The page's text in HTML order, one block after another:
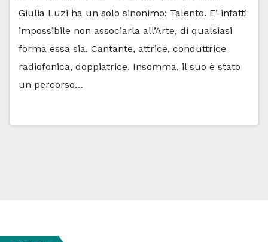
Giulia Luzi ha un solo sinonimo: Talento. E’ infatti
impossibile non associarla all’Arte, di qualsiasi
forma essa sia. Cantante, attrice, conduttrice
radiofonica, doppiatrice. Insomma, il suo è stato
un percorso…